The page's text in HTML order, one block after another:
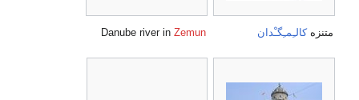
متنزهكالـِمـِگـْدان Danube river in Zemun